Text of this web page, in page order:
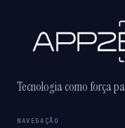
Tecnologia como força
NAVEGAÇÃO